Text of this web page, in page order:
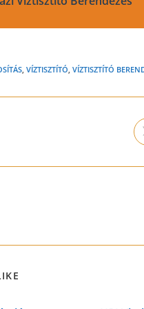
, VÍZTISZTÍTÓ, VÍZTISZTÍTÓ